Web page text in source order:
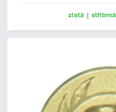
zlatá | stříbrná